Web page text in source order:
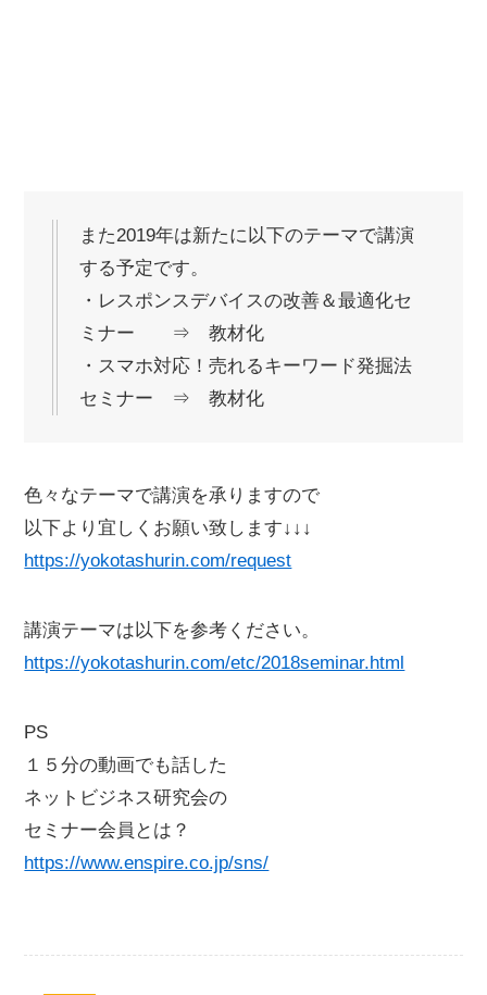
また2019年は新たに以下のテーマで講演
する予定です。
・レスポンスデバイスの改善＆最適化セ
ミナー ⇒ 教材化
・スマホ対応！売れるキーワード発掘法
セミナー ⇒ 教材化
色々なテーマで講演を承りますので
以下より宜しくお願い致します↓↓↓
https://yokotashurin.com/request
講演テーマは以下を参考ください。
https://yokotashurin.com/etc/2018seminar.html
PS
１５分の動画でも話した
ネットビジネス研究会の
セミナー会員とは？
https://www.enspire.co.jp/sns/